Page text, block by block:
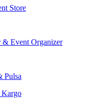
Store
& Event Organizer
Pulsa
Kargo